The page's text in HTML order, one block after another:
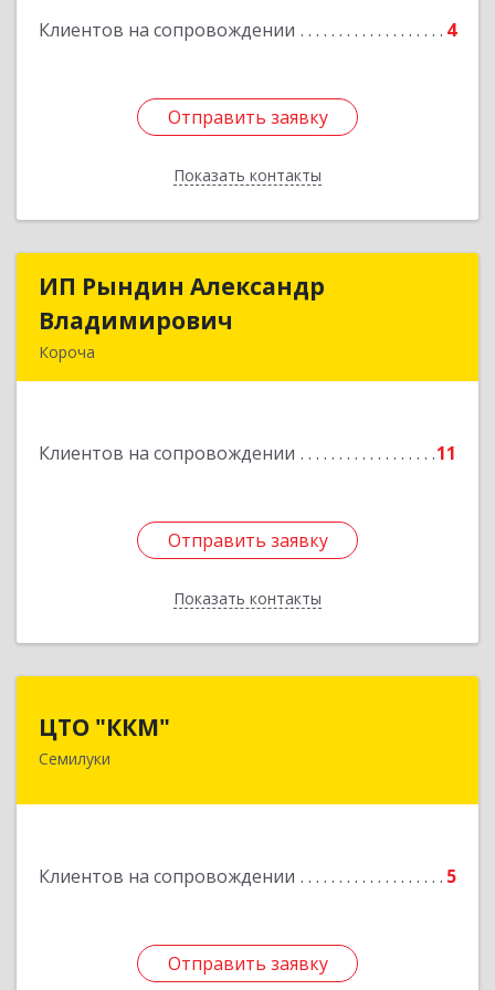
Клиентов на сопровождении 4
Отправить заявку
Показать контакты
Отправить заявку
Назад
ИП Рындин Александр
Владимирович
Короча
Клиентов на сопровождении 11
Отправить заявку
Показать контакты
ИП Рындин Александр
Подробнее
Отправить заявку
Назад
ЦТО "ККМ"
Семилуки
Клиентов на сопровождении 5
Отправить заявку
Отправить заявку